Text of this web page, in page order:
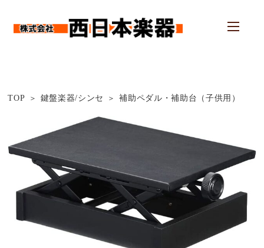
TOP 鍵盤楽器/シンセ 補助ペダル・補助台（子供用）